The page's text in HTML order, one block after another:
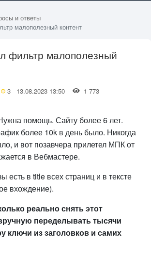
и ответы
малополезный контент
фильтр малополезный
3 13.08.2023 13:50 1 773
помощь. Сайту более 6 лет.
более 10k в день было. Никогда
и вот позавчера прилетел МПК от
в Вебмастере.
есть в title всех страниц и в тексте
вхождение).
реально снять этот
переделывать тысячи
ключи из заголовков и самих